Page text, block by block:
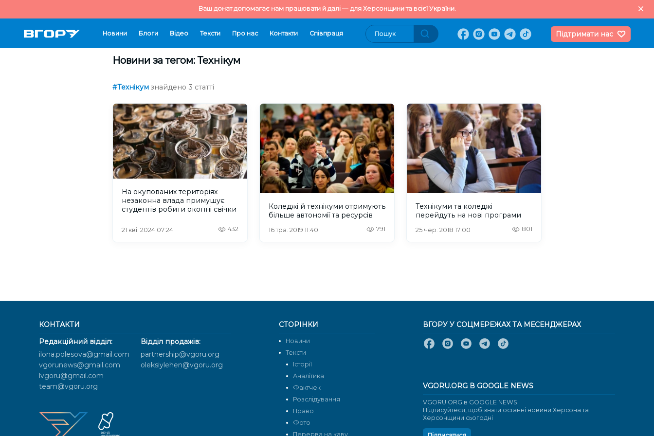
Ваш донат допомагає нам працювати й далі — для Херсонщини та всієї України.
Новини Блоги Відео Тексти Про нас Контакти Cпівпраця Підтримати нас
Новини за тегом: Технікум
#Технікум знайдено 3 статті
На окупованих територіях
незаконна влада примушує
студентів робити окопні свічки
21 кві. 2024 07:24 432
Коледжі й технікуми отримують
більше автономії та ресурсів
16 тра. 2019 11:40 791
Технікуми та коледжі
перейдуть на нові програми
25 чер. 2018 17:00 801
КОНТАКТИ
Редакційний відділ:
ilona.polesova@gmail.com
vgorunews@gmail.com
lvgoru@gmail.com
team@vgoru.org
Відділ продажів:
partnership@vgoru.org
oleksiylehen@vgoru.org
СТОРІНКИ
Новини
Тексти
Історії
Аналітика
Фактчек
Розслідування
Право
Фото
Перерва на каву
ВГОРУ У СОЦМЕРЕЖАХ ТА МЕСЕНДЖЕРАХ
VGORU.ORG В GOOGLE NEWS
VGORU.ORG в GOOGLE NEWS
Підписуйтеся, щоб знати останні новини Херсона та
Херсонщини сьогодні